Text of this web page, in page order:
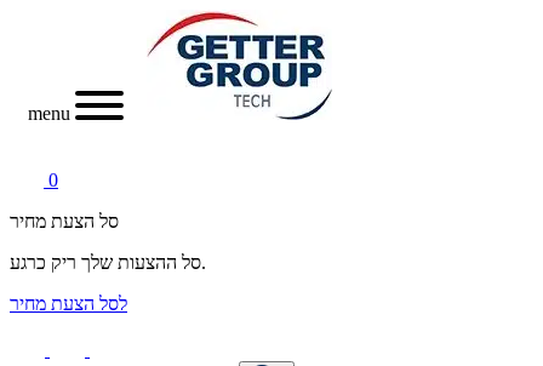
menu
0
סל הצעת מחיר
סל ההצעות שלך ריק כרגע.
לסל הצעת מחיר